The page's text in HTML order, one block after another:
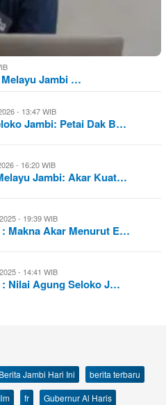
Jambi …
- 13:47 WIB
Jambi: Petai Dak B…
- 16:20 WIB
Jambi: Akar Kuat…
- 19:39 WIB
Makna Akar Menurut E…
- 14:41 WIB
Nilai Agung Seloko J…
Berita Jambi Hari Ini
berita terbaru
fr
Gubernur Al Haris